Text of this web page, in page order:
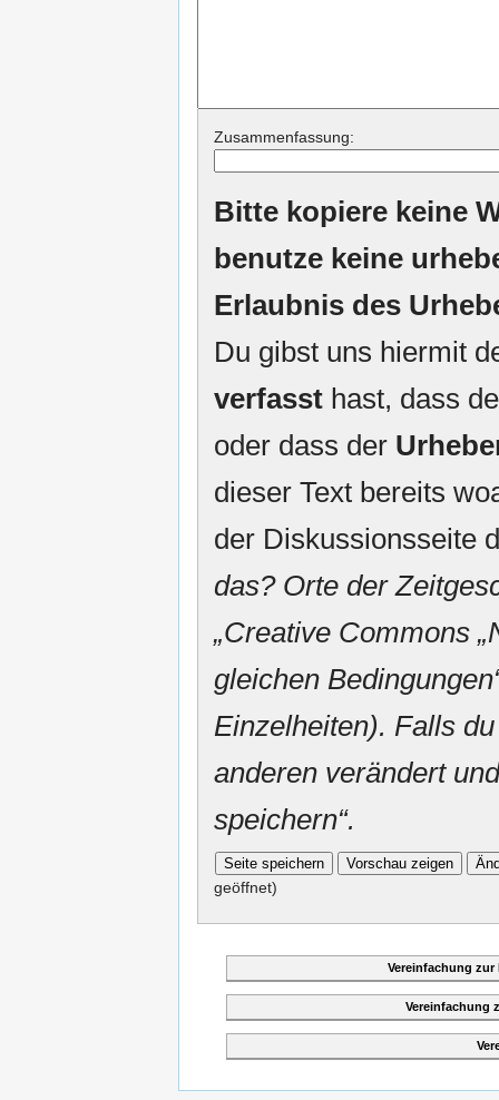
Zusammenfassung:
Bitte kopiere keine
benutze keine
Erlaubnis des
Du gibst uns hiermit
verfasst hast, dass
oder dass der
dieser Text bereits
der Diskussionsseite
das? Orte der
„Creative Commons
gleichen
Einzelheiten). Falls
anderen verändert
speichern“.
geöffnet)
Vereinfachung
Vereinfachung